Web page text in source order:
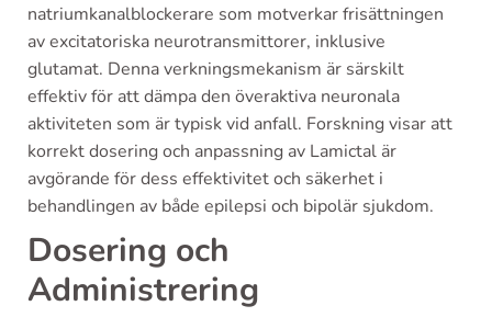
natriumkanalblockerare som motverkar frisättningen
av excitatoriska neurotransmittorer, inklusive
glutamat. Denna verkningsmekanism är särskilt
effektiv för att dämpa den överaktiva neuronala
aktiviteten som är typisk vid anfall. Forskning visar att
korrekt dosering och anpassning av Lamictal är
avgörande för dess effektivitet och säkerhet i
behandlingen av både epilepsi och bipolär sjukdom.
Dosering och
Administrering